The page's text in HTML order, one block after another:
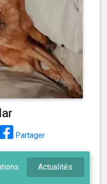
Partager
Actualités